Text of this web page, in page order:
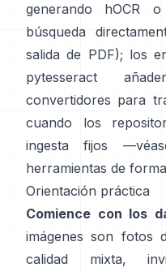
generando hOCR
búsqueda
salida de PDF); los
pytesseract
convertidores para
cuando los
ingesta fijos
herramientas de
Orientación práctica
Comience con los
imágenes son fotos
calidad mixta,